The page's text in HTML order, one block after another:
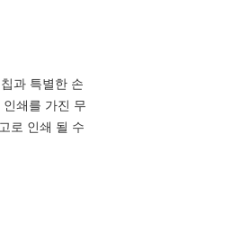
과 특별한 손
쇄를 가진 무
로 인쇄 될 수